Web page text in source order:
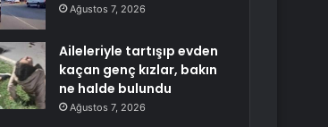
Ağustos 7, 2026
Aileleriyle tartışıp evden
kaçan genç kızlar, bakın
ne halde bulundu
Ağustos 7, 2026